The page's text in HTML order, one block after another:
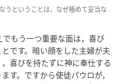
うということは，なぜ極めて妥当な
もう一つ重要な面は，喜び
です。暗い顔をした主婦が夫
喜びを持たずに神に奉仕する
す。ですから使徒パウロが，